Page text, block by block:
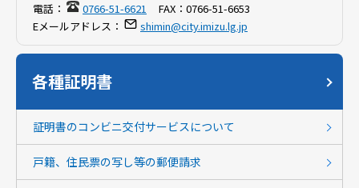
電話：
0766-51-6621 FAX： 0766-51-6653
Eメールアドレス：
shimin@city.imizu.lg.jp
各種証明書
証明書のコンビニ交付サービスについて
戸籍、住民票の写し等の郵便請求